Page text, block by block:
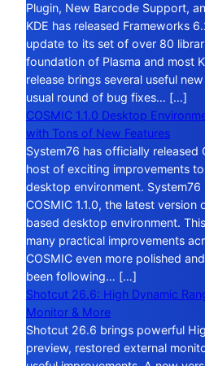
Plugin, New Barcode Support,
KDE has released Frameworks
update to its set of over 80
foundation of Plasma and most
release brings several useful
usual round of bug fixes… […]
COSMIC 1.1.0 Desktop
with Tons of New Features
System76 has officially released
host of exciting improvements
desktop environment. System76
COSMIC 1.1.0, the latest
based desktop environment.
many practical improvements
COSMIC even more polished
been following… […]
Shotcut 26.6: High Dynamic
Monitor & More
Shotcut 26.6 brings powerful
preview, restored external